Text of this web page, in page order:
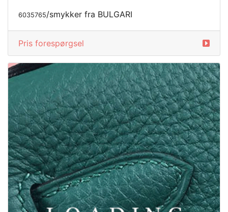
6035765/smykker fra BULGARI
Pris forespørgsel